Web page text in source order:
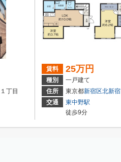
１丁目
賃料 25万円
種別
一戸建て
住所
東京都新宿区北新宿
交通
東中野駅
徒歩9分